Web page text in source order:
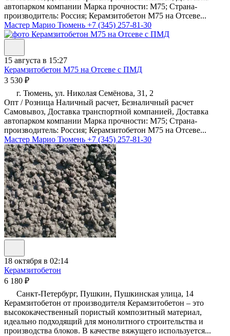
автопарком компании Марка прочности: М75; Страна-
производитель: Россия; Керамзитобетон М75 на Отсеве...
Мастер Марио Тюмень +7 (345) 257-81-30
15 августа в 15:27
Керамзитобетон М75 на Отсеве с ПМД
3 530 ₽
г. Тюмень, ул. Николая Семёнова, 31, 2
Опт / Розница Наличный расчет, Безналичный расчет
Самовывоз, Доставка транспортной компанией, Доставка
автопарком компании Марка прочности: М75; Страна-
производитель: Россия; Керамзитобетон М75 на Отсеве...
Мастер Марио Тюмень +7 (345) 257-81-30
18 октября в 02:14
Керамзитобетон
6 180 ₽
Санкт-Петербург, Пушкин, Пушкинская улица, 14
Керамзитобетон от производителя Керамзитобетон – это
высококачественный пористый композитный материал,
идеально подходящий для монолитного строительства и
производства блоков. В качестве вяжущего используется...